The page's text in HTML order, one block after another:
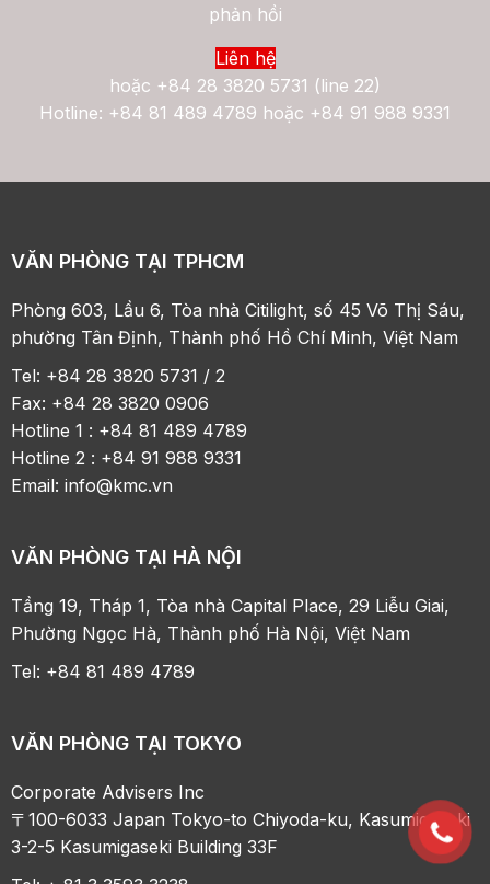
phản hồi
Liên hệ
hoặc +84 28 3820 5731 (line 22)
Hotline: +84 81 489 4789 hoặc +84 91 988 9331
VĂN PHÒNG TẠI TPHCM
Phòng 603, Lầu 6, Tòa nhà Citilight, số 45 Võ Thị Sáu,
phường Tân Định, Thành phố Hồ Chí Minh, Việt Nam
Tel: +84 28 3820 5731 / 2
Fax: +84 28 3820 0906
Hotline 1 : +84 81 489 4789
Hotline 2 : +84 91 988 9331
Email:info@kmc.vn
VĂN PHÒNG TẠI HÀ NỘI
Tầng 19, Tháp 1, Tòa nhà Capital Place, 29 Liễu Giai,
Phường Ngọc Hà, Thành phố Hà Nội, Việt Nam
Tel: +84 81 489 4789
VĂN PHÒNG TẠI TOKYO
Corporate Advisers Inc
〒100-6033 Japan Tokyo-to Chiyoda-ku, Kasumigaseki
3-2-5 Kasumigaseki Building 33F